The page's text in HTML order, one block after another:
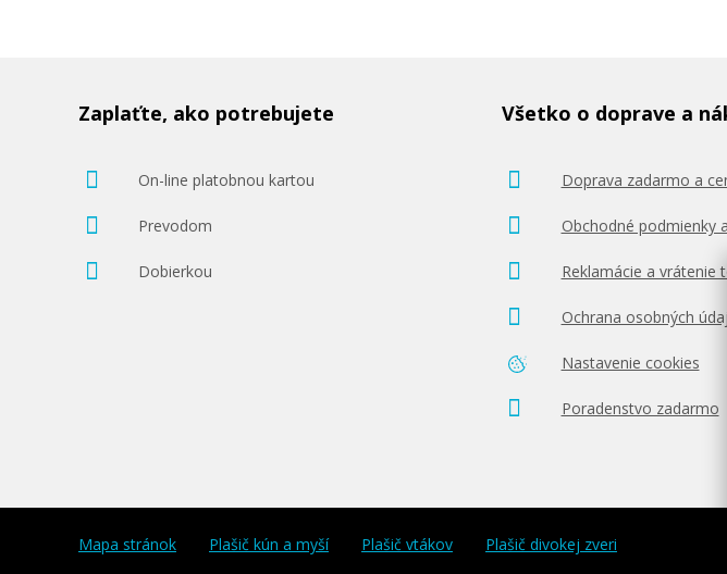
Zaplaťte, ako potrebujete
On-line platobnou kartou
Prevodom
Dobierkou
Všetko o doprave a
Doprava zadarmo a
Obchodné podmienky
Reklamácie a vrátenie
Ochrana osobných
Nastavenie cookies
Poradenstvo zadarmo
Mapa stránok Plašič kún a myší Plašič vtákov Plašič divokej zveri